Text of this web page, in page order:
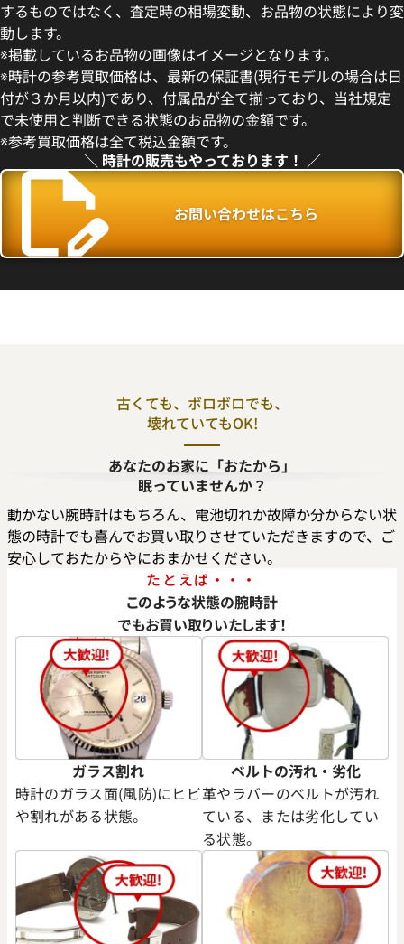
イトナ 16520 ブラック文字
格
日時点の参考買取価格です
ロレックス デイトナ 16520
盤
参考買取価格
価格はお問い合わせください
電話で聞く
イトナ 16520 ブラック ブ
格
合わせください
ロレックス デイトナ 126503
字盤
参考買取価格
4,260,000
※2026年3月時点の参考買取価
イトナ 126503 ブラック
ロレックス デイトナ 126503
字盤
するものではなく、査定時の相場変動、お品物の状態により変
動します。
※掲載しているお品物の画像はイメージとなります。
※時計の参考買取価格は、最新の保証書(現行モデルの場合は日
付が３か月以内)であり、付属品が全て揃っており、当社規定
で未使用と判断できる状態のお品物の金額です。
※参考買取価格は全て税込金額です。
＼ 時計の販売もやっております！ ／
お問い合わせはこちら
古くても、ボロボロでも、
壊れていてもOK!
あなたのお家に「おたから」
眠っていませんか？
動かない腕時計はもちろん、電池切れか故障か分からない状
態の時計でも喜んでお買い取りさせていただきますので、ご
安心しておたからやにおまかせください。
たとえば・・・
このような状態の腕時計
でもお買い取りいたします！
ガラス割れ
時計のガラス面(風防)にヒビ
や割れがある状態。
ベルトの汚れ・劣化
革やラバーのベルトが汚れ
ている、または劣化してい
る状態。